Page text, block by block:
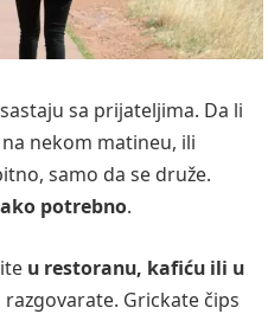
sa prijateljima. Da li
nekom matineu, ili
samo da se druže.
potrebno.
u restoranu, kafiću ili u
Grickate čips